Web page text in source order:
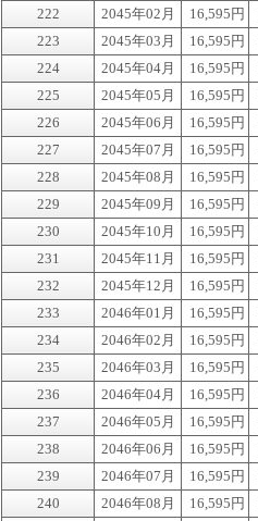
222
2045年02月 16,595円
223
2045年03月 16,595円
224
2045年04月 16,595円
225
2045年05月 16,595円
226
2045年06月 16,595円
227
2045年07月 16,595円
228
2045年08月 16,595円
229
2045年09月 16,595円
230
2045年10月 16,595円
231
2045年11月 16,595円
232
2045年12月 16,595円
233
2046年01月 16,595円
234
2046年02月 16,595円
235
2046年03月 16,595円
236
2046年04月 16,595円
237
2046年05月 16,595円
238
2046年06月 16,595円
239
2046年07月 16,595円
240
2046年08月 16,595円